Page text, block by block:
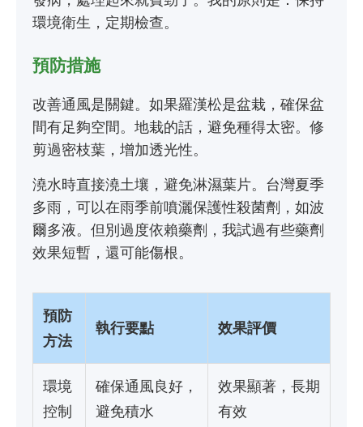
環境衛生，定期檢查。
預防措施
改善通風是關鍵。如果羅漢松是盆栽，確保盆
間有足夠空間。地栽的話，避免種得太密。修
剪過密枝葉，增加透光性。
澆水時直接澆土壤，避免淋濕葉片。台灣夏季
多雨，可以在雨季前噴灑保護性殺菌劑，如波
爾多液。但別過度依賴藥劑，我試過有些藥劑
效果短暫，還可能傷根。
預防
方法
執行要點 效果評價
環境
控制
確保通風良好，
避免積水
效果顯著，長期
有效